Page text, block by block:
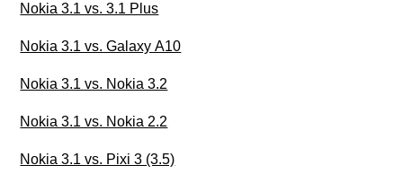
Nokia 3.1 vs. 3.1 Plus
Nokia 3.1 vs. Galaxy A10
Nokia 3.1 vs. Nokia 3.2
Nokia 3.1 vs. Nokia 2.2
Nokia 3.1 vs. Pixi 3 (3.5)